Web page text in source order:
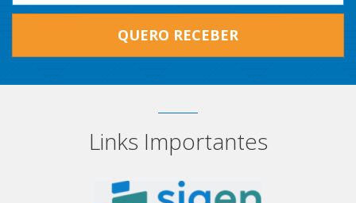
QUERO RECEBER
Links Importantes